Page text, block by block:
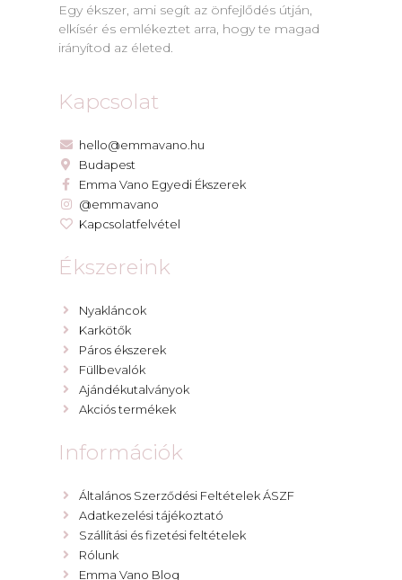
Egy ékszer, ami segít az önfejlődés útján,
elkísér és emlékeztet arra, hogy te magad
irányítod az életed.
Kapcsolat
hello@emmavano.hu
Budapest
Emma Vano Egyedi Ékszerek
@emmavano
Kapcsolatfelvétel
Ékszereink
Nyakláncok
Karkötők
Páros ékszerek
Füllbevalók
Ajándékutalványok
Akciós termékek
Információk
Általános Szerződési Feltételek ÁSZF
Adatkezelési tájékoztató
Szállítási és fizetési feltételek
Rólunk
Emma Vano Blog